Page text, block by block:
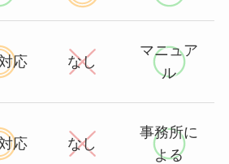
応 なし
マニュア
ル
応 なし
事務所に
よる